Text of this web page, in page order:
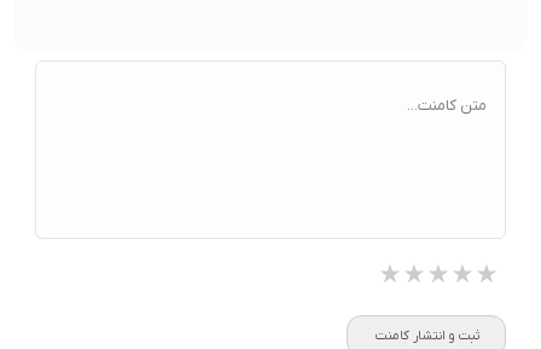
متن کامنت...
★★★★★
★★★★★
★★★★★
ثبت و انتشار کامنت